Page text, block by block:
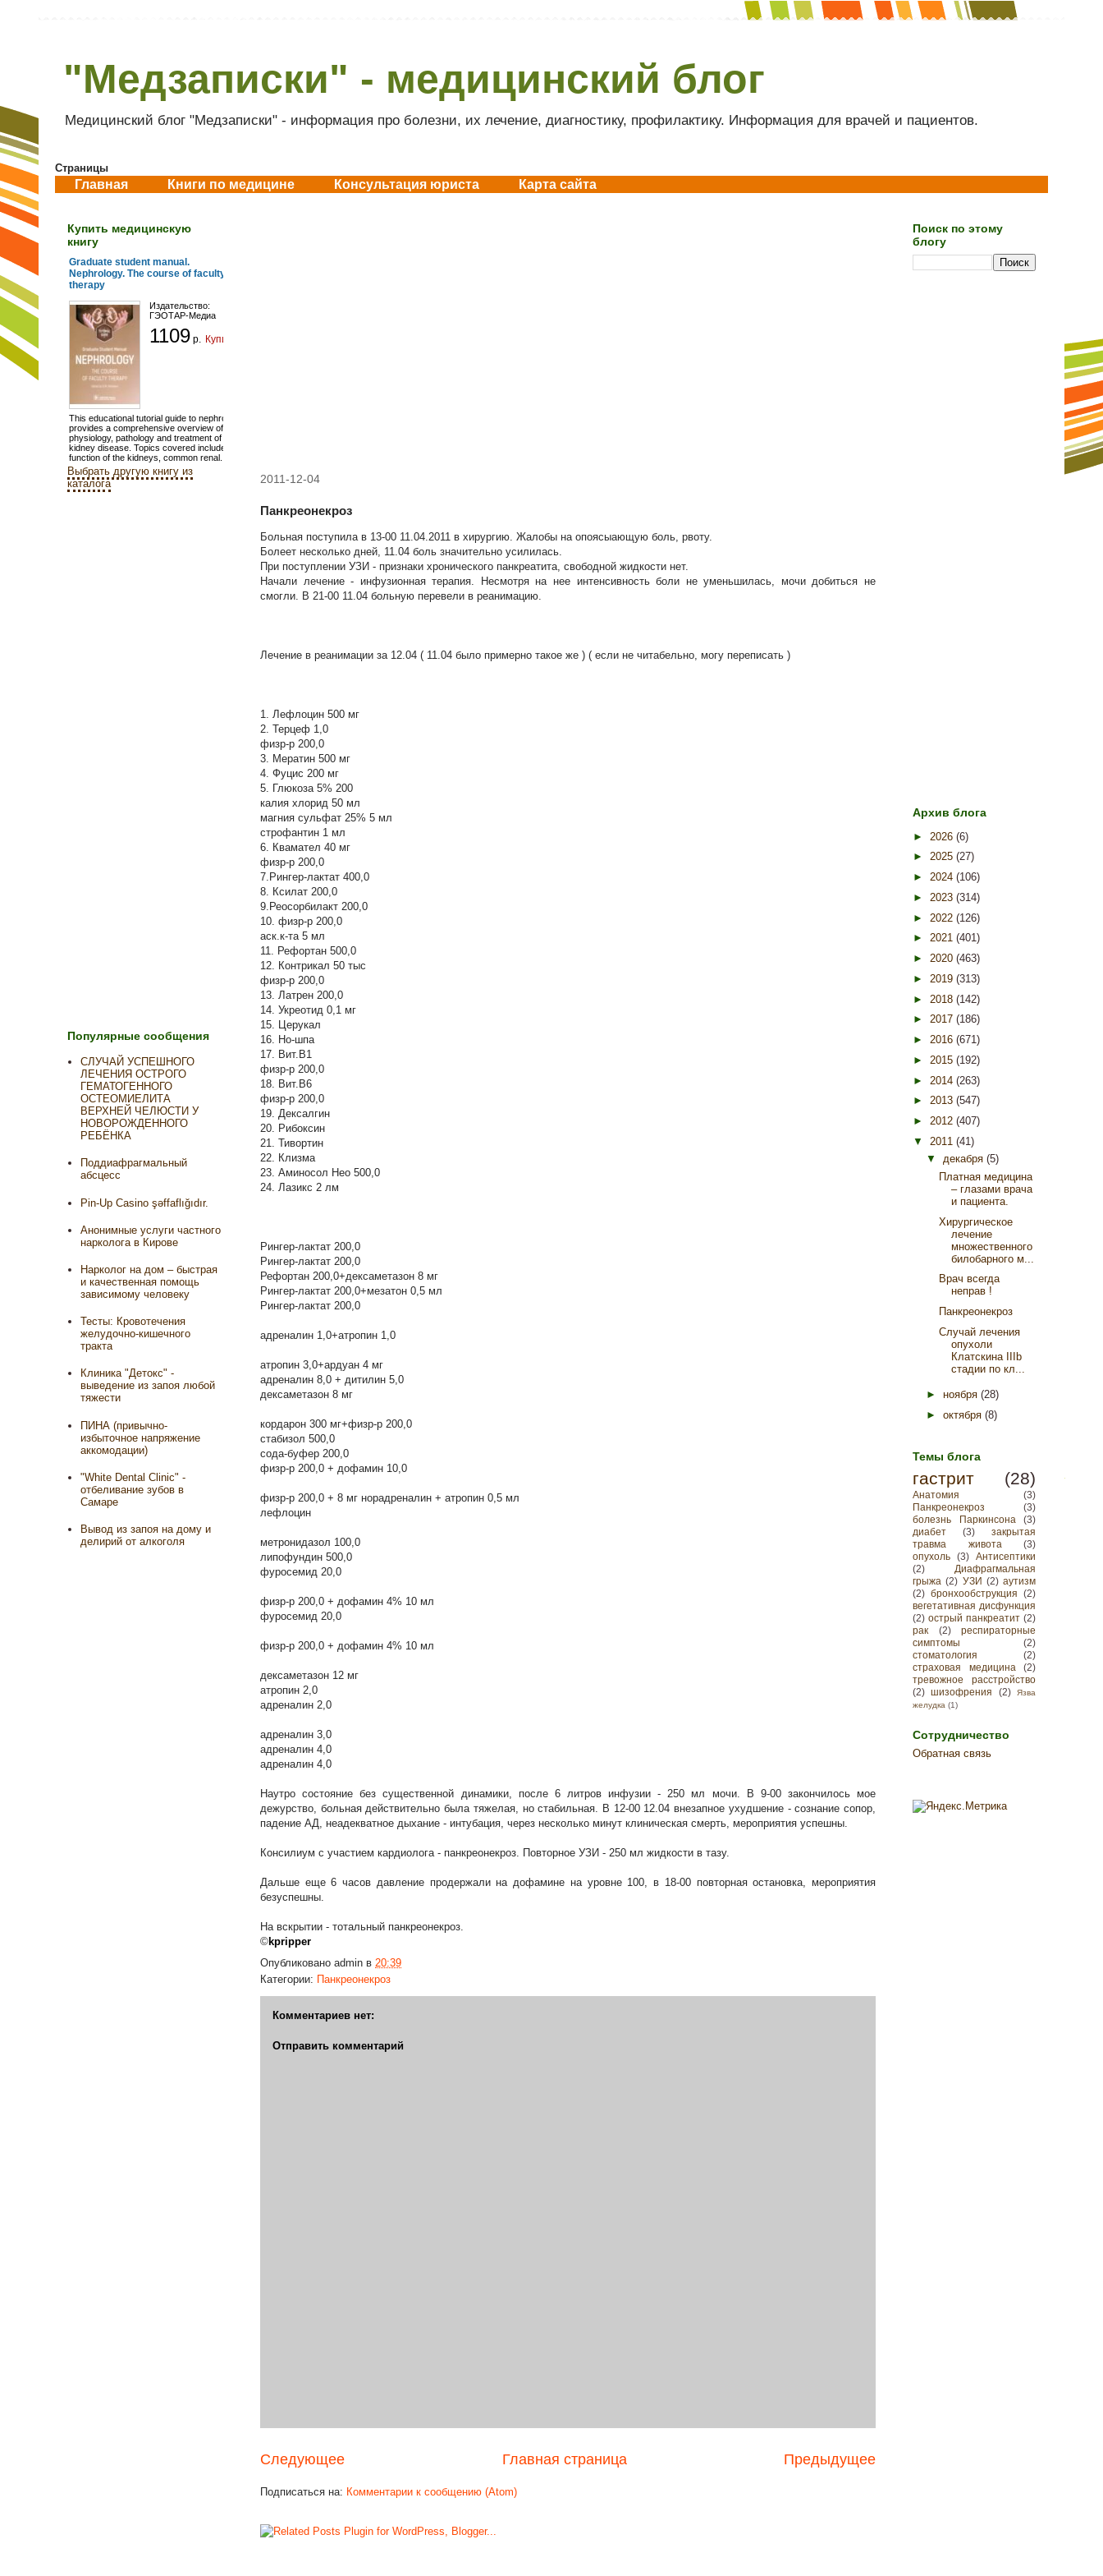
"Медзаписки" - медицинский блог
Медицинский блог "Медзаписки" - информация про болезни, их лечение, диагностику, профилактику. Информация для врачей и пациентов.
Страницы
Главная Книги по медицине Консультация юриста Карта сайта
2011-12-04
Панкреонекроз
Больная поступила в 13-00 11.04.2011 в хирургию. Жалобы на опоясыающую боль, рвоту.
Болеет несколько дней, 11.04 боль значительно усилилась.
При поступлении УЗИ - признаки хронического панкреатита, свободной жидкости нет.
Начали лечение - инфузионная терапия. Несмотря на нее интенсивность боли не уменьшилась, мочи добиться не
смогли. В 21-00 11.04 больную перевели в реанимацию.
Лечение в реанимации за 12.04 ( 11.04 было примерно такое же ) ( если не читабельно, могу переписать )
1. Лефлоцин 500 мг
2. Терцеф 1,0
физр-р 200,0
3. Мератин 500 мг
4. Фуцис 200 мг
5. Глюкоза 5% 200
калия хлорид 50 мл
магния сульфат 25% 5 мл
строфантин 1 мл
6. Квамател 40 мг
физр-р 200,0
7.Рингер-лактат 400,0
8. Ксилат 200,0
9.Реосорбилакт 200,0
10. физр-р 200,0
аск.к-та 5 мл
11. Рефортан 500,0
12. Контрикал 50 тыс
физр-р 200,0
13. Латрен 200,0
14. Укреотид 0,1 мг
15. Церукал
16. Но-шпа
17. Вит.В1
физр-р 200,0
18. Вит.В6
физр-р 200,0
19. Дексалгин
20. Рибоксин
21. Тивортин
22. Клизма
23. Аминосол Нео 500,0
24. Лазикс 2 лм
Рингер-лактат 200,0
Рингер-лактат 200,0
Рефортан 200,0+дексаметазон 8 мг
Рингер-лактат 200,0+мезатон 0,5 мл
Рингер-лактат 200,0
адреналин 1,0+атропин 1,0
атропин 3,0+ардуан 4 мг
адреналин 8,0 + дитилин 5,0
дексаметазон 8 мг
кордарон 300 мг+физр-р 200,0
стабизол 500,0
сода-буфер 200,0
физр-р 200,0 + дофамин 10,0
физр-р 200,0 + 8 мг норадреналин + атропин 0,5 мл
лефлоцин
метронидазол 100,0
липофундин 500,0
фуросемид 20,0
физр-р 200,0 + дофамин 4% 10 мл
фуросемид 20,0
физр-р 200,0 + дофамин 4% 10 мл
дексаметазон 12 мг
атропин 2,0
адреналин 2,0
адреналин 3,0
адреналин 4,0
адреналин 4,0
Наутро состояние без существенной динамики, после 6 литров инфузии - 250 мл мочи. В 9-00 закончилось мое
дежурство, больная действительно была тяжелая, но стабильная. В 12-00 12.04 внезапное ухудшение - сознание сопор,
падение АД, неадекватное дыхание - интубация, через несколько минут клиническая смерть, мероприятия успешны.
Консилиум с участием кардиолога - панкреонекроз. Повторное УЗИ - 250 мл жидкости в тазу.
Дальше еще 6 часов давление продержали на дофамине на уровне 100, в 18-00 повторная остановка, мероприятия
безуспешны.
На вскрытии - тотальный панкреонекроз.
©kpripper
Опубликовано admin в 20:39
Категории: Панкреонекроз
Комментариев нет:
Отправить комментарий
Следующее Предыдущее
Главная страница
Подписаться на: Комментарии к сообщению (Atom)
Купить медицинскую
книгу
Graduate student manual.
Nephrology. The course of faculty
therapy
Издательство:
ГЭОТАР-Медиа
1109 р. Купить
This educational tutorial guide to nephrology
provides a comprehensive overview of the
physiology, pathology and treatment of
kidney disease. Topics covered include the
function of the kidneys, common renal...
Выбрать другую книгу из
каталога
Популярные сообщения
СЛУЧАЙ УСПЕШНОГО
ЛЕЧЕНИЯ ОСТРОГО
ГЕМАТОГЕННОГО
ОСТЕОМИЕЛИТА
ВЕРХНЕЙ ЧЕЛЮСТИ У
НОВОРОЖДЕННОГО
РЕБЁНКА
Поддиафрагмальный
абсцесс
Pin-Up Casino şəffaflığıdır.
Анонимные услуги частного
нарколога в Кирове
Нарколог на дом – быстрая
и качественная помощь
зависимому человеку
Тесты: Кровотечения
желудочно-кишечного
тракта
Клиника "Детокс" -
выведение из запоя любой
тяжести
ПИНА (привычно-
избыточное напряжение
аккомодации)
"White Dental Clinic" -
отбеливание зубов в
Самаре
Вывод из запоя на дому и
делирий от алкоголя
Поиск по этому
блогу
Архив блога
► 2026 (6)
► 2025 (27)
► 2024 (106)
► 2023 (314)
► 2022 (126)
► 2021 (401)
► 2020 (463)
► 2019 (313)
► 2018 (142)
► 2017 (186)
► 2016 (671)
► 2015 (192)
► 2014 (263)
► 2013 (547)
► 2012 (407)
▼ 2011 (41)
▼ декабря (5)
Платная медицина
– глазами врача
и пациента.
Хирургическое
лечение
множественного
билобарного м...
Врач всегда
неправ !
Панкреонекроз
Случай лечения
опухоли
Клатскина IIIb
стадии по кл...
► ноября (28)
► октября (8)
Темы блога
гастрит (28)
Анатомия
(3)
Панкреонекроз
(3)
болезнь Паркинсона
(3)
диабет
(3)
закрытая
травма живота
(3)
опухоль
(3)
Антисептики
(2)
Диафрагмальная
грыжа (2) УЗИ (2) аутизм
(2) бронхообструкция
(2)
вегетативная дисфункция
(2) острый панкреатит (2)
рак
(2)
респираторные
симптомы
(2)
стоматология
(2)
страховая медицина
(2)
тревожное расстройство
(2) шизофрения (2)
Язва
желудка (1)
Сотрудничество
Обратная связь